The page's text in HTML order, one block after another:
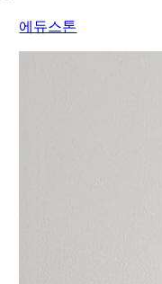
에듀스톤